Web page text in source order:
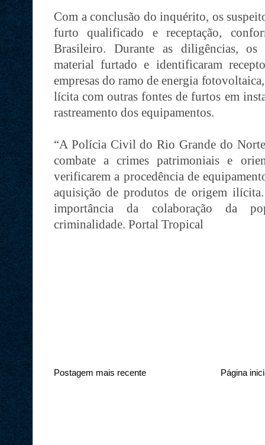
Com a conclusão do inquérito, os
furto qualificado e receptação,
Brasileiro. Durante as diligências,
material furtado e identificaram
empresas do ramo de energia
lícita com outras fontes de furtos em
rastreamento dos equipamentos.
“A Polícia Civil do Rio Grande do
combate a crimes patrimoniais e
verificarem a procedência de
aquisição de produtos de origem
importância da colaboração da
criminalidade. Portal Tropical
Postagem mais recente Página